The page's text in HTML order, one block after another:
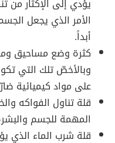
يؤدي إلى الإكثار من
الأمر الذي يجعل
أبداً.
كثرة وضع مساحيق
وبالأخصّ تلك التي
على مواد كيميائية
قلة تناول الفواكه
المهمة للجسم
قلة شرب الماء الذي